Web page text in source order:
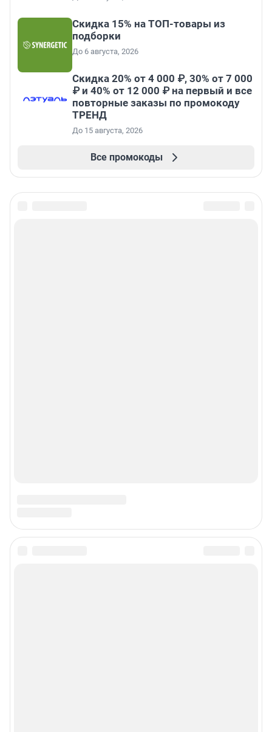
Скидка 15% на ТОП-товары из
подборки
До 6 августа, 2026
Скидка 20% от 4 000 ₽, 30% от 7 000
₽ и 40% от 12 000 ₽ на первый и все
повторные заказы по промокоду
ТРЕНД
До 15 августа, 2026
Все промокоды